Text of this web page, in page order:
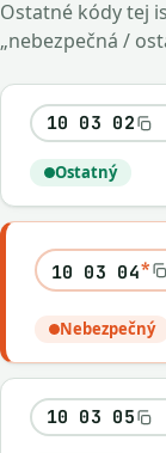
Ostatné kódy tej
„nebezpečná /
10 03 02
Ostatný
10 03 04*
Nebezpečný
10 03 05